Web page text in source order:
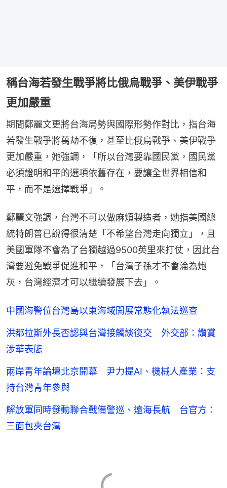
稱台海若發生戰爭將比俄烏戰爭、美伊戰爭
更加嚴重
期間鄭麗文更將台海局勢與國際形勢作對比，指台海
若發生戰爭將萬劫不復，甚至比俄烏戰爭、美伊戰爭
更加嚴重，她強調，「所以台灣要靠國民黨，國民黨
必須證明和平的選項依舊存在，要讓全世界相信和
平，而不是選擇戰爭」。
鄭麗文強調，台灣不可以做麻煩製造者，她指美國總
統特朗普已說得很清楚「不希望台灣走向獨立」，且
美國軍隊不會為了台獨越過9500英里來打仗，因此台
灣要避免戰爭促進和平，「台灣子孫才不會淪為炮
灰，台灣經濟才可以繼續發展下去」。
中國海警位台灣島以東海域開展常態化執法巡查
洪都拉斯外長否認與台灣接觸談復交 外交部：讚賞
涉華表態
兩岸青年論壇北京開幕 尹力提AI、機械人產業：支
持台灣青年參與
解放軍同時發動聯合戰備警巡、遠海長航 台官方：
三面包夾台灣